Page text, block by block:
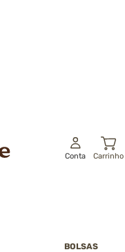
BOLSAS
Conta Carrinho